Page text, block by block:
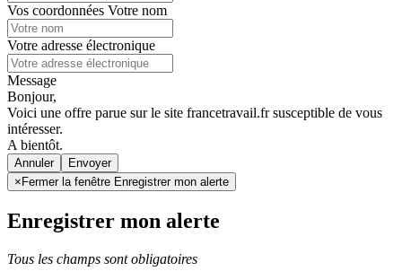
Vos coordonnées Votre nom
Votre adresse électronique
Message
Bonjour,
Voici une offre parue sur le site francetravail.fr susceptible de vous
intéresser.
A bientôt.
Annuler
× Fermer la fenêtre Enregistrer mon alerte
Enregistrer mon alerte
Tous les champs sont obligatoires